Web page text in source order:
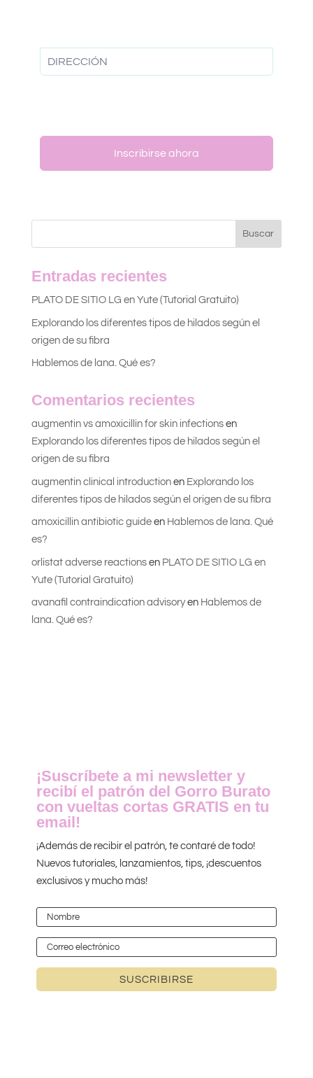
Inscribirse ahora
Entradas recientes
PLATO DE SITIO LG en Yute (Tutorial Gratuito)
Explorando los diferentes tipos de hilados según el
origen de su fibra
Hablemos de lana. Qué es?
Comentarios recientes
augmentin vs amoxicillin for skin infectionsen
Explorando los diferentes tipos de hilados según el
origen de su fibra
augmentin clinical introductionen Explorando los
diferentes tipos de hilados según el origen de su fibra
amoxicillin antibiotic guideen Hablemos de lana. Qué
es?
orlistat adverse reactionsen PLATO DE SITIO LG en
Yute (Tutorial Gratuito)
avanafil contraindication advisoryen Hablemos de
lana. Qué es?
¡Suscríbete a mi newsletter y
recibí el patrón del Gorro Burato
con vueltas cortas GRATIS en tu
email!
¡Además de recibir el patrón, te contaré de todo!
Nuevos tutoriales, lanzamientos, tips, ¡descuentos
exclusivos y mucho más!
SUSCRIBIRSE